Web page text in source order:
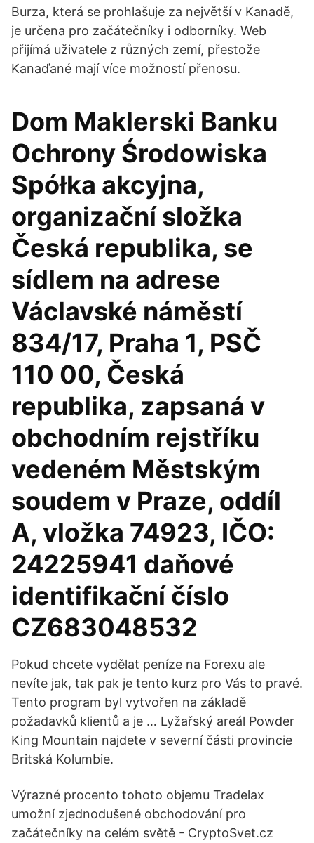
Burza, která se prohlašuje za největší v Kanadě,
je určena pro začátečníky i odborníky. Web
přijímá uživatele z různých zemí, přestože
Kanaďané mají více možností přenosu.
Dom Maklerski Banku
Ochrony Środowiska
Spółka akcyjna,
organizační složka
Česká republika, se
sídlem na adrese
Václavské náměstí
834/17, Praha 1, PSČ
110 00, Česká
republika, zapsaná v
obchodním rejstříku
vedeném Městským
soudem v Praze, oddíl
A, vložka 74923, IČO:
24225941 daňové
identifikační číslo
CZ683048532
Pokud chcete vydělat peníze na Forexu ale
nevíte jak, tak pak je tento kurz pro Vás to pravé.
Tento program byl vytvořen na základě
požadavků klientů a je … Lyžařský areál Powder
King Mountain najdete v severní části provincie
Britská Kolumbie.
Výrazné procento tohoto objemu Tradelax
umožní zjednodušené obchodování pro
začátečníky na celém světě - CryptoSvet.cz